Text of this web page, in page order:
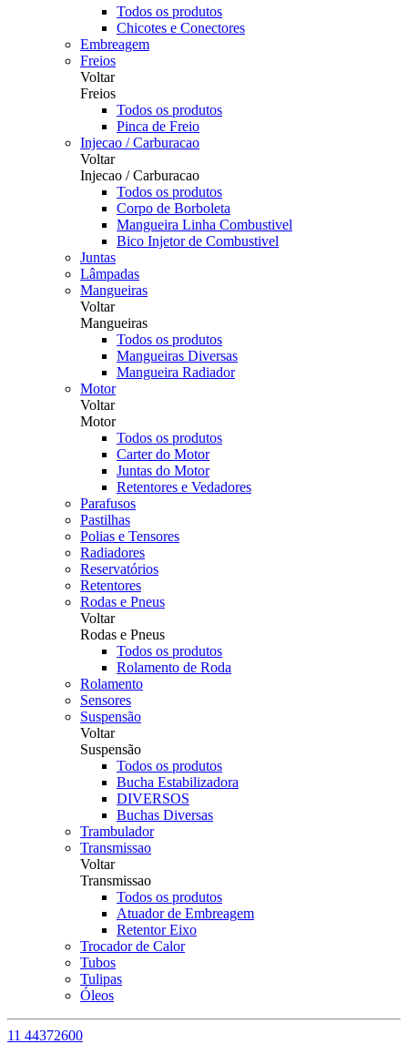
Todos os produtos
Chicotes e Conectores
Embreagem
Freios
Voltar
Freios
Todos os produtos
Pinca de Freio
Injecao / Carburacao
Voltar
Injecao / Carburacao
Todos os produtos
Corpo de Borboleta
Mangueira Linha Combustivel
Bico Injetor de Combustivel
Juntas
Lâmpadas
Mangueiras
Voltar
Mangueiras
Todos os produtos
Mangueiras Diversas
Mangueira Radiador
Motor
Voltar
Motor
Todos os produtos
Carter do Motor
Juntas do Motor
Retentores e Vedadores
Parafusos
Pastilhas
Polias e Tensores
Radiadores
Reservatórios
Retentores
Rodas e Pneus
Voltar
Rodas e Pneus
Todos os produtos
Rolamento de Roda
Rolamento
Sensores
Suspensão
Voltar
Suspensão
Todos os produtos
Bucha Estabilizadora
DIVERSOS
Buchas Diversas
Trambulador
Transmissao
Voltar
Transmissao
Todos os produtos
Atuador de Embreagem
Retentor Eixo
Trocador de Calor
Tubos
Tulipas
Óleos
11 44372600